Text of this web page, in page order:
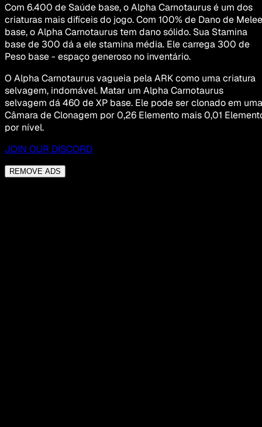
Com 6.400 de Saúde base, o Alpha Carnotaurus é um dos
criaturas mais difíceis do jogo. Com 100% de Dano de Melee
base, o Alpha Carnotaurus tem dano sólido. Sua Stamina
base de 300 dá a ele stamina média. Ele carrega 300 de
Peso base - espaço generoso no inventário.
O Alpha Carnotaurus vagueia pela ARK como uma criatura
selvagem, indomável. Matar um Alpha Carnotaurus
selvagem dá 460 de XP base. Ele pode ser clonado em uma
Câmara de Clonagem por 0,26 Elemento mais 0,01
por nível.
JOIN OUR DISCORD
REMOVE ADS